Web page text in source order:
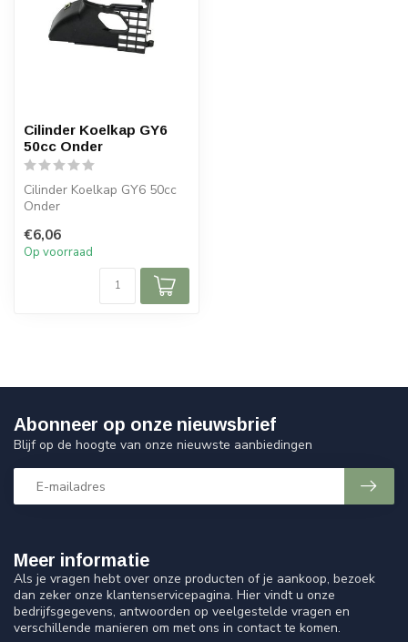
Cilinder Koelkap GY6
50cc Onder
Cilinder Koelkap GY6 50cc
Onder
€6,06
Op voorraad
Meer informatie
Als je vragen hebt over onze producten of je aankoop, bezoek
dan zeker onze klantenservicepagina. Hier vindt u onze
bedrijfsgegevens, antwoorden op veelgestelde vragen en
verschillende manieren om met ons in contact te komen.
Abonneer op onze nieuwsbrief
Blijf op de hoogte van onze nieuwste aanbiedingen